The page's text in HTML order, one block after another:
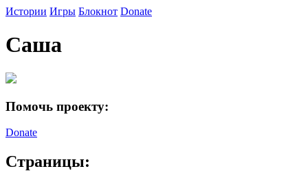
Истории Игры Блокнот Donate
Саша
Помочь проекту:
Donate
Страницы: